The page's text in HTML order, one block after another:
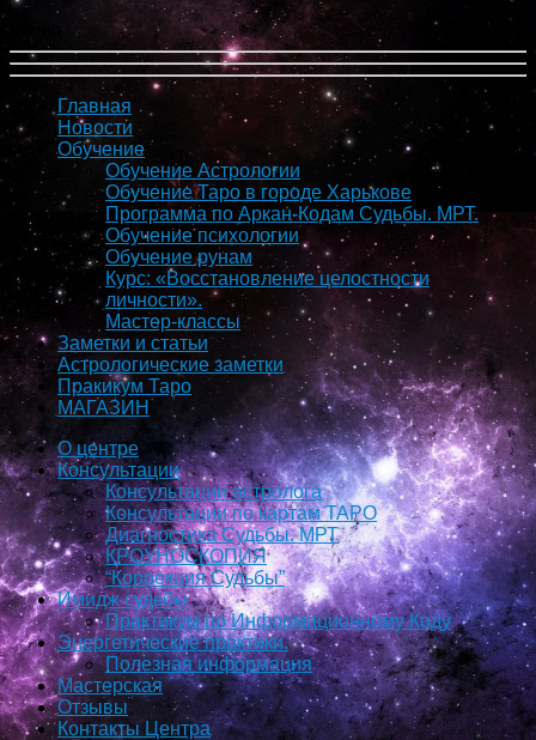
Главная
Новости
Обучение
Обучение Астрологии
Обучение Таро в городе Харькове
Программа по Аркан-Кодам Судьбы. МРТ.
Обучение психологии
Обучение рунам
Курс: «Восстановление целостности
личности».
Мастер-классы
Заметки и статьи
Астрологические заметки
Пракикум Таро
МАГАЗИН
О центре
Консультации
Консультации астролога
Консультации по картам ТАРО
Диагностика Судьбы. МРТ
КРОУНОСКОПИЯ
“Коррекция Судьбы”
Имидж судьбы
Практикум по Информационному Коду
Энергетические практики.
Полезная информация
Мастерская
Отзывы
Контакты Центра